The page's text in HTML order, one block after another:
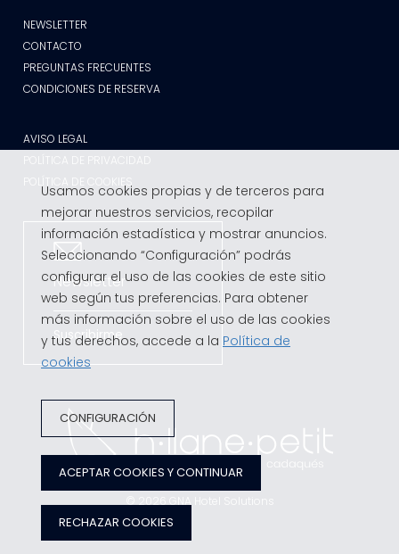
NEWSLETTER
CONTACTO
PREGUNTAS FRECUENTES
CONDICIONES DE RESERVA
AVISO LEGAL
POLÍTICA DE PRIVACIDAD
POLÍTICA DE COOKIES
Newsletter
Suscribirme
© 2026 GNA Hotel Solutions
Usamos cookies propias y de terceros para
mejorar nuestros servicios, recopilar
información estadística y mostrar anuncios.
Seleccionando “Configuración” podrás
configurar el uso de las cookies de este sitio
web según tus preferencias. Para obtener
más información sobre el uso de las cookies
y tus derechos, accede a la Política de
cookies
CONFIGURACIÓN
ACEPTAR COOKIES Y CONTINUAR
RECHAZAR COOKIES